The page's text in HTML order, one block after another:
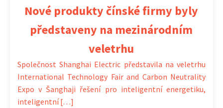
Nové produkty čínské firmy byly
představeny na mezinárodním
veletrhu
Společnost Shanghai Electric představila na veletrhu
International Technology Fair and Carbon Neutrality
Expo v Šanghaji řešení pro inteligentní energetiku,
inteligentní […]